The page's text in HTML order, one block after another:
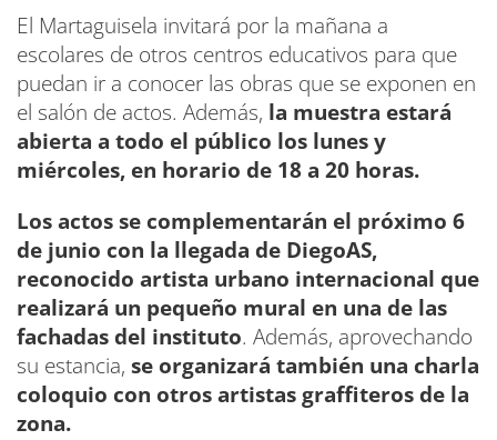
El Martaguisela invitará por la mañana a
escolares de otros centros educativos para que
puedan ir a conocer las obras que se exponen en
el salón de actos. Además, la muestra estará
abierta a todo el público los lunes y
miércoles, en horario de 18 a 20 horas.
Los actos se complementarán el próximo 6
de junio con la llegada de DiegoAS,
reconocido artista urbano internacional que
realizará un pequeño mural en una de las
fachadas del instituto. Además, aprovechando
su estancia, se organizará también una charla
coloquio con otros artistas graffiteros de la
zona.